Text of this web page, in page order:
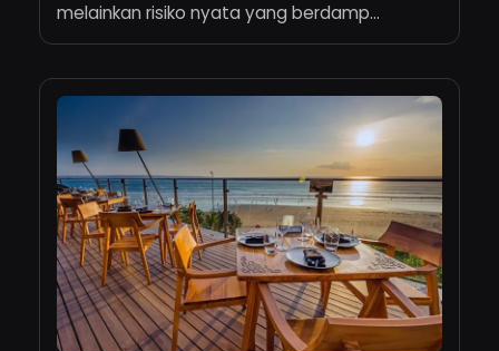
melainkan risiko nyata yang berdamp...